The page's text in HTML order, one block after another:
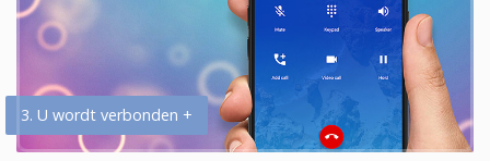
3. U wordt verbonden +